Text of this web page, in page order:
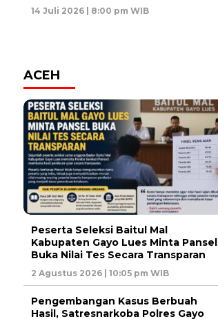
14 Juli 2026 | 8:00 pm WIB
ACEH
Peserta Seleksi Baitul Mal
Kabupaten Gayo Lues Minta Pansel
Buka Nilai Tes Secara Transparan
2 Agustus 2026 | 10:05 pm WIB
Pengembangan Kasus Berbuah
Hasil, Satresnarkoba Polres Gayo